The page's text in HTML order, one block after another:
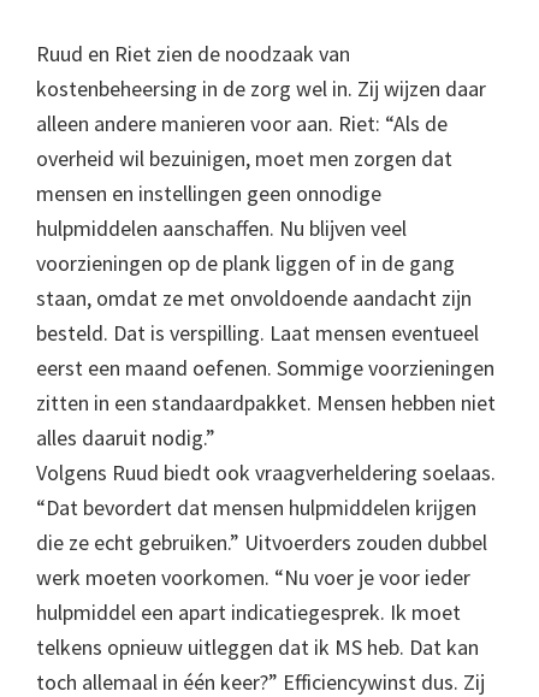
Ruud en Riet zien de noodzaak van
kostenbeheersing in de zorg wel in. Zij wijzen daar
alleen andere manieren voor aan. Riet: “Als de
overheid wil bezuinigen, moet men zorgen dat
mensen en instellingen geen onnodige
hulpmiddelen aanschaffen. Nu blijven veel
voorzieningen op de plank liggen of in de gang
staan, omdat ze met onvoldoende aandacht zijn
besteld. Dat is verspilling. Laat mensen eventueel
eerst een maand oefenen. Sommige voorzieningen
zitten in een standaardpakket. Mensen hebben niet
alles daaruit nodig.”
Volgens Ruud biedt ook vraagverheldering soelaas.
“Dat bevordert dat mensen hulpmiddelen krijgen
die ze echt gebruiken.” Uitvoerders zouden dubbel
werk moeten voorkomen. “Nu voer je voor ieder
hulpmiddel een apart indicatiegesprek. Ik moet
telkens opnieuw uitleggen dat ik MS heb. Dat kan
toch allemaal in één keer?” Efficiencywinst dus. Zij